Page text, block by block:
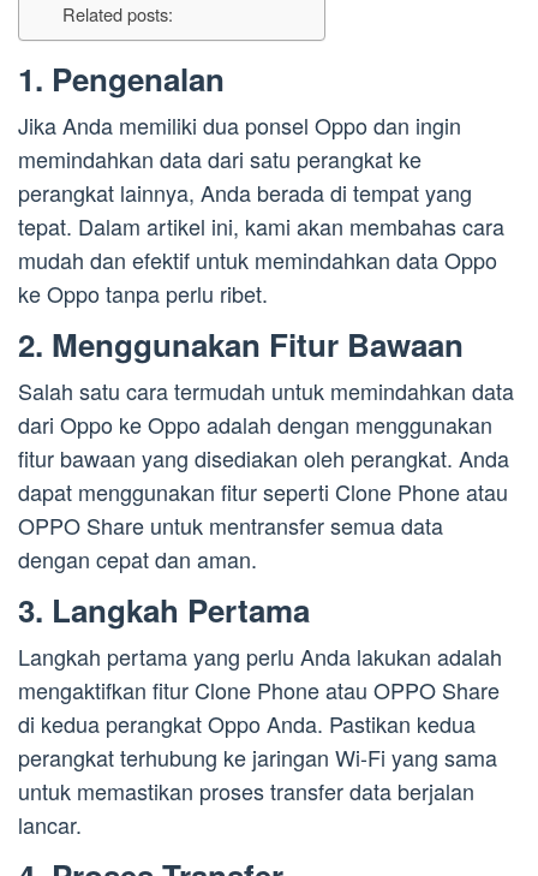
Related posts:
1. Pengenalan
Jika Anda memiliki dua ponsel Oppo dan ingin
memindahkan data dari satu perangkat ke
perangkat lainnya, Anda berada di tempat yang
tepat. Dalam artikel ini, kami akan membahas cara
mudah dan efektif untuk memindahkan data Oppo
ke Oppo tanpa perlu ribet.
2. Menggunakan Fitur Bawaan
Salah satu cara termudah untuk memindahkan data
dari Oppo ke Oppo adalah dengan menggunakan
fitur bawaan yang disediakan oleh perangkat. Anda
dapat menggunakan fitur seperti Clone Phone atau
OPPO Share untuk mentransfer semua data
dengan cepat dan aman.
3. Langkah Pertama
Langkah pertama yang perlu Anda lakukan adalah
mengaktifkan fitur Clone Phone atau OPPO Share
di kedua perangkat Oppo Anda. Pastikan kedua
perangkat terhubung ke jaringan Wi-Fi yang sama
untuk memastikan proses transfer data berjalan
lancar.